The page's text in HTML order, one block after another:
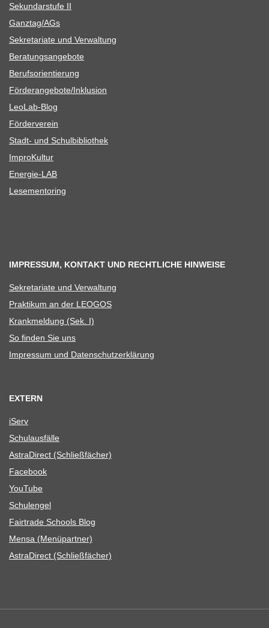
Sekun­dar­stufe II
Ganztag/​​AGs
Sekre­ta­riate und Verwaltung
Bera­tungs­an­ge­bote
Berufs­ori­en­tie­rung
Förderangebote/​​Inklusion
Leo­Lab-Blog
För­der­ver­ein
Stadt- und Schulbibliothek
Impro­Kul­tur
Ener­­gie-LAB
Lese­men­to­ring
IMPRESSUM, KONTAKT UND RECHTLICHE HINWEISE
Sekre­ta­riate und Verwaltung
Prak­ti­kum an der LEOGOS
Krank­mel­dung (Sek. I)
So fin­den Sie uns
Impres­sum und Datenschutzerklärung
EXTERN
iServ
Schul­aus­fälle
Astra­Di­rect (Schließ­fä­cher)
Face­book
You­Tube
Schul­en­gel
Fair­trade Schools Blog
Mensa (Menü­part­ner)
Astra­Di­rect (Schließ­fä­cher)